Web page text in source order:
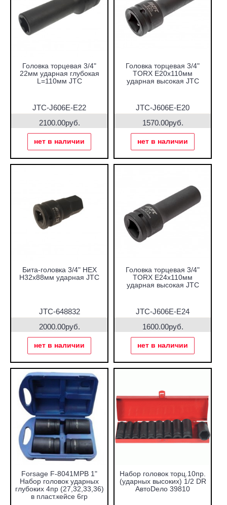
Головка торцевая 3/4"
22мм ударная глубокая
L=110мм JTC
JTC-J606E-E22
2100.00руб.
нет в наличии
Головка торцевая 3/4"
TORX E20х110мм
ударная высокая JTC
JTC-J606E-E20
1570.00руб.
нет в наличии
Бита-головка 3/4" HEX
H32х88мм ударная JTC
JTC-648832
2000.00руб.
нет в наличии
Головка торцевая 3/4"
TORX E24х110мм
ударная высокая JTC
JTC-J606E-E24
1600.00руб.
нет в наличии
Forsage F-8041MPB 1"
Набор головок ударных
глубоких 4пр (27,32,33,36)
в пласт.кейсе 6гр
Набор головок торц.10пр.
(ударных высоких) 1/2 DR
АвтоDело 39810